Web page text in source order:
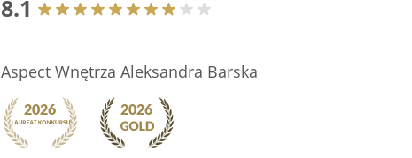
8.1
Aspect Wnętrza Aleksandra Barska